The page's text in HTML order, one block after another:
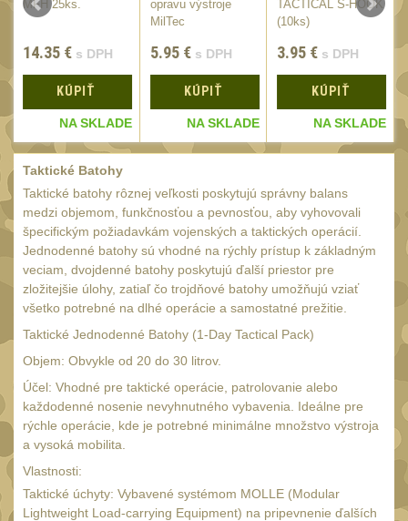
OPTIKY
Monokuláry
Kolimátory
Zvětšovací moduly
LPVO21
Na vzduchovku
Na kuše 2
Velký oční reliéf
Na dlouhé
vzdálenosti
Multi-range33
Krátka a střední
vzdálenost 16
Príslušenstvo pre
optiku
UTG45
Accushot
MFH 25ks.
14.35 € s DPH
KÚPIŤ
NA SKLADE
opravu výstroje
MilTec
5.95 € s DPH
KÚPIŤ
NA SKLADE
TACTICAL S-HOOK
(10ks)
3.95 € s DPH
KÚPIŤ
NA SKLADE
Taktické Batohy
Taktické batohy rôznej veľkosti poskytujú správny balans
medzi objemom, funkčnosťou a pevnosťou, aby vyhovovali
špecifickým požiadavkám vojenských a taktických operácií.
Jednodenné batohy sú vhodné na rýchly prístup k základným
veciam, dvojdenné batohy poskytujú ďalší priestor pre
zložitejšie úlohy, zatiaľ čo trojdňové batohy umožňujú vziať
všetko potrebné na dlhé operácie a samostatné prežitie.
Taktické Jednodenné Batohy (1-Day Tactical Pack)
Objem: Obvykle od 20 do 30 litrov.
Účel: Vhodné pre taktické operácie, patrolovanie alebo
každodenné nosenie nevyhnutného vybavenia. Ideálne pre
rýchle operácie, kde je potrebné minimálne množstvo výstroja
a vysoká mobilita.
Vlastnosti:
Taktické úchyty: Vybavené systémom MOLLE (Modular
Lightweight Load-carrying Equipment) na pripevnenie ďalších